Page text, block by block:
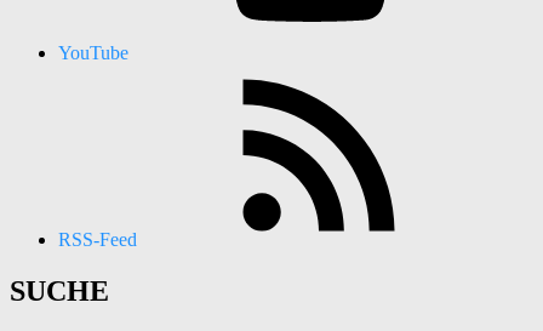
YouTube
RSS-Feed
SUCHE